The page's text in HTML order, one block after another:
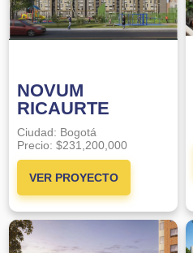
NOVUM
RICAURTE
Ciudad: Bogotá
Precio:$231,200,000
VER PROYECTO